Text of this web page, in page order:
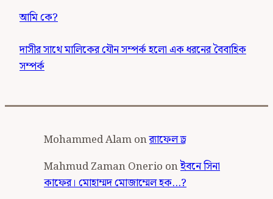
আমি কে?
দাসীর সাথে মালিকের যৌন সম্পর্ক হলো এক ধরনের বৈবাহিক
সম্পর্ক
Mohammed Alamonর‍্যাফেল ড্র
Mahmud Zaman Onerio onইবনে সিনা
কাফের। মোহাম্মদ মোজাম্মেল হক…?